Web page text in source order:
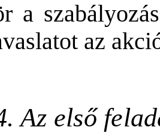
a
az
Az első